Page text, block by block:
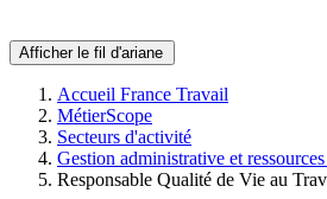
Afficher le fil d'ariane
Accueil France Travail
MétierScope
Secteurs d'activité
Gestion administrative et
Responsable Qualité de Vie au